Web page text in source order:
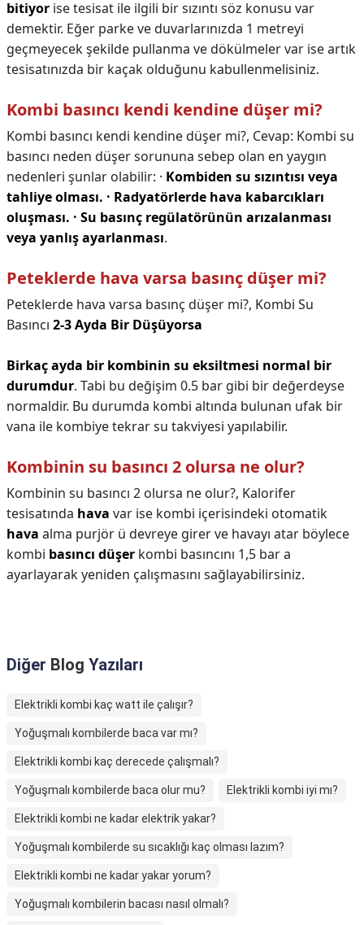
bitiyor ise tesisat ile ilgili bir sızıntı söz konusu var
demektir. Eğer parke ve duvarlarınızda 1 metreyi
geçmeyecek şekilde pullanma ve dökülmeler var ise artık
tesisatınızda bir kaçak olduğunu kabullenmelisiniz.
Kombi basıncı kendi kendine düşer mi?
Kombi basıncı kendi kendine düşer mi?, Cevap: Kombi su
basıncı neden düşer sorununa sebep olan en yaygın
nedenleri şunlar olabilir: · Kombiden su sızıntısı veya
tahliye olması. · Radyatörlerde hava kabarcıkları
oluşması. · Su basınç regülatörünün arızalanması
veya yanlış ayarlanması.
Peteklerde hava varsa basınç düşer mi?
Peteklerde hava varsa basınç düşer mi?, Kombi Su
Basıncı 2-3 Ayda Bir Düşüyorsa
Birkaç ayda bir kombinin su eksiltmesi normal bir
durumdur. Tabi bu değişim 0.5 bar gibi bir değerdeyse
normaldir. Bu durumda kombi altında bulunan ufak bir
vana ile kombiye tekrar su takviyesi yapılabilir.
Kombinin su basıncı 2 olursa ne olur?
Kombinin su basıncı 2 olursa ne olur?, Kalorifer
tesisatında hava var ise kombi içerisindeki otomatik
hava alma purjör ü devreye girer ve havayı atar böylece
kombi basıncı düşer kombi basıncını 1,5 bar a
ayarlayarak yeniden çalışmasını sağlayabilirsiniz.
Diğer Blog Yazıları
Elektrikli kombi kaç watt ile çalışır?
Yoğuşmalı kombilerde baca var mı?
Elektrikli kombi kaç derecede çalışmalı?
Yoğuşmalı kombilerde baca olur mu? Elektrikli kombi iyi mı?
Elektrikli kombi ne kadar elektrik yakar?
Yoğuşmalı kombilerde su sıcaklığı kaç olması lazım?
Elektrikli kombi ne kadar yakar yorum?
Yoğuşmalı kombilerin bacası nasıl olmalı?